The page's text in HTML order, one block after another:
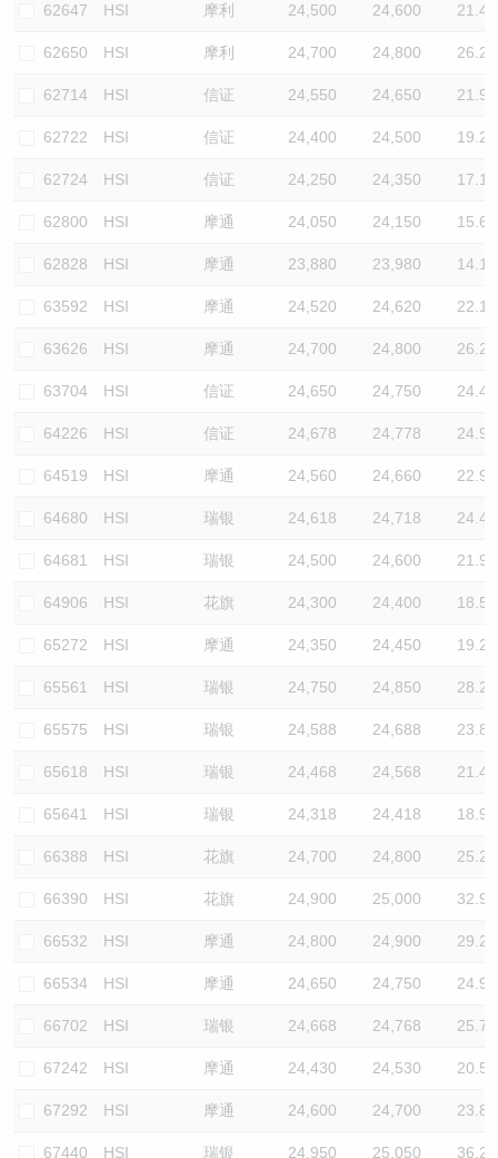
62647 HSI 摩利 24,500 24,600 21.4
62650 HSI 摩利 24,700 24,800 26.2
62714 HSI 信证 24,550 24,650 21.9
62722 HSI 信证 24,400 24,500 19.2
62724 HSI 信证 24,250 24,350 17.1
62800 HSI 摩通 24,050 24,150 15.6
62828 HSI 摩通 23,880 23,980 14.1
63592 HSI 摩通 24,520 24,620 22.1
63626 HSI 摩通 24,700 24,800 26.2
63704 HSI 信证 24,650 24,750 24.4
64226 HSI 信证 24,678 24,778 24.9
64519 HSI 摩通 24,560 24,660 22.9
64680 HSI 瑞银 24,618 24,718 24.4
64681 HSI 瑞银 24,500 24,600 21.9
64906 HSI 花旗 24,300 24,400 18.5
65272 HSI 摩通 24,350 24,450 19.2
65561 HSI 瑞银 24,750 24,850 28.2
65575 HSI 瑞银 24,588 24,688 23.8
65618 HSI 瑞银 24,468 24,568 21.4
65641 HSI 瑞银 24,318 24,418 18.9
66388 HSI 花旗 24,700 24,800 25.2
66390 HSI 花旗 24,900 25,000 32.9
66532 HSI 摩通 24,800 24,900 29.2
66534 HSI 摩通 24,650 24,750 24.9
66702 HSI 瑞银 24,668 24,768 25.7
67242 HSI 摩通 24,430 24,530 20.5
67292 HSI 摩通 24,600 24,700 23.8
67440 HSI 瑞银 24,950 25,050 36.2